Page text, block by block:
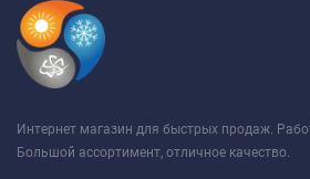
Интернет магазин для быстрых продаж.
Большой ассортимент, отличное качество.